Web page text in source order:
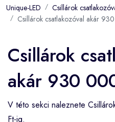
Unique-LED
Csillárok
Csillárok csatlakozóval akár
Csillárok
akár 930
V této sekci naleznete
Ft-ig.